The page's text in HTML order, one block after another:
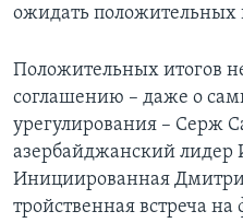
ожидать положительных
Положительных итогов
соглашению – даже о
урегулирования – Серж
азербайджанский лидер
Инициированная
тройственная встреча